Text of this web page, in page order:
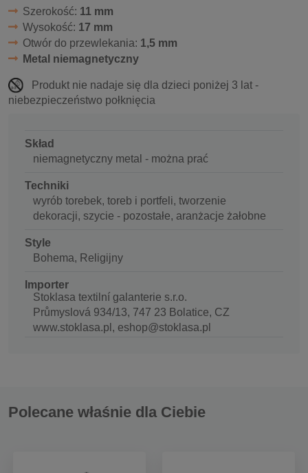
Szerokość: 11 mm
Wysokość: 17 mm
Otwór do przewlekania: 1,5 mm
Metal niemagnetyczny
Produkt nie nadaje się dla dzieci poniżej 3 lat -
niebezpieczeństwo połknięcia
Skład
niemagnetyczny metal - można prać
Techniki
wyrób torebek, toreb i portfeli, tworzenie
dekoracji, szycie - pozostałe, aranżacje żałobne
Style
Bohema, Religijny
Importer
Stoklasa textilní galanterie s.r.o.
Průmyslová 934/13, 747 23 Bolatice, CZ
www.stoklasa.pl, eshop@stoklasa.pl
Polecane właśnie dla Ciebie